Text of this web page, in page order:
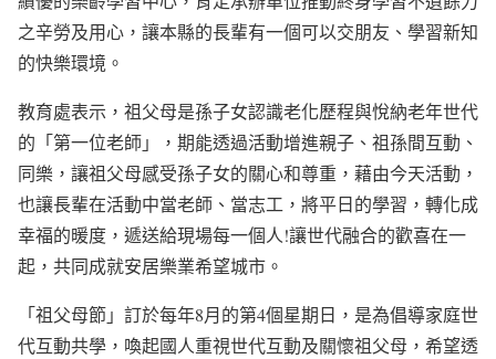
之辛勞及用心，讓本縣的長輩有一個可以交朋友、學習新知
的快樂環境。
教育處表示，祖父母是孫子女認識老化歷程與悅納老年世代
的「第一位老師」，期能透過活動增進親子、祖孫間互動、
同樂，讓祖父母感受孫子女的關心和尊重，藉由今天活動，
也讓長輩在活動中當老師、當志工，將平日的學習，轉化成
幸福的暖度，遞送給現場每一個人!讓世代融合的歡喜在一
起，共同成就安居樂業希望城市。
「祖父母節」訂於每年8月的第4個星期日，是為倡導家庭世
代互動共學，喚起國人重視世代互動及關懷祖父母，希望透